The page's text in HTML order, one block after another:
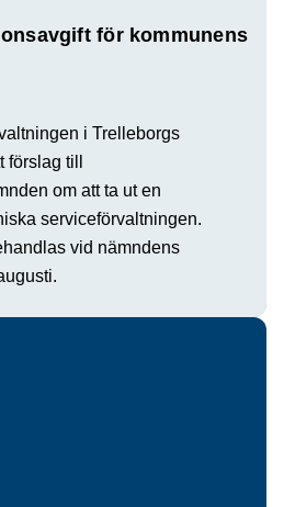
för kommunens
i Trelleborgs
till
om att ta ut en
serviceförvaltningen.
vid nämndens